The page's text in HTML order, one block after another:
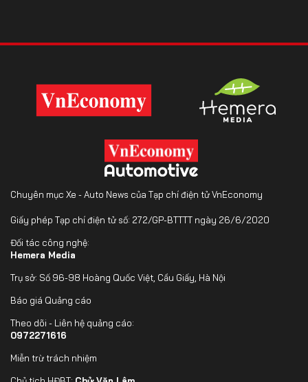
Chuyên mục Xe - Auto News của Tạp chí điện tử VnEconomy
Giấy phép Tạp chí điện tử số: 272/GP-BTTTT ngày 26/6/2020
Đối tác công nghệ:
Hemera Media
Trụ sở: Số 96-98 Hoàng Quốc Việt, Cầu Giấy, Hà Nội
Báo giá Quảng cáo
Theo dõi - Liên hệ quảng cáo:
0972271616
Miễn trừ trách nhiệm